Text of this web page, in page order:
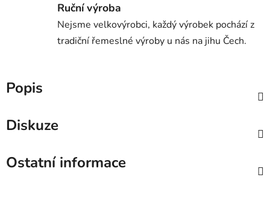
Ruční výroba
Nejsme velkovýrobci, každý výrobek pochází z
tradiční řemeslné výroby u nás na jihu Čech.
Popis
Diskuze
Ostatní informace